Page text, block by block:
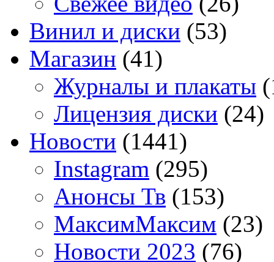
Винил и диски (53)
Магазин (41)
Журналы и плакаты
Лицензия диски (24)
Новости (1441)
Instagram (295)
Анонсы Тв (153)
МаксимМаксим (23)
Новости 2023 (76)